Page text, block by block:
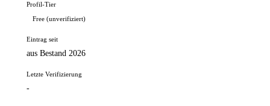
Profil-Tier
Free (unverifiziert)
Eintrag seit
aus Bestand 2026
Letzte Verifizierung
-